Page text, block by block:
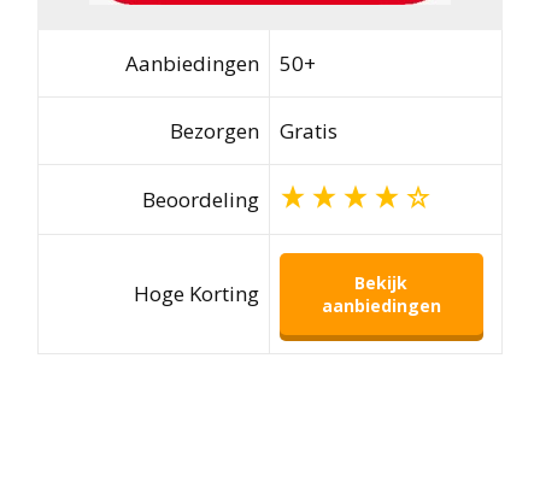
Aanbiedingen 50+
Bezorgen Gratis
Beoordeling
Hoge Korting
Bekijk
aanbiedingen